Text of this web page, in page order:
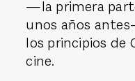
—la primera
unos años
los principios de
cine.